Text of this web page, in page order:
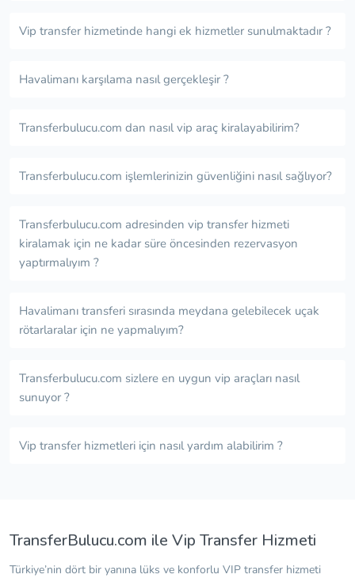
Vip transfer hizmetinde hangi ek hizmetler sunulmaktadır ?
Havalimanı karşılama nasıl gerçekleşir ?
Transferbulucu.com dan nasıl vip araç kiralayabilirim?
Transferbulucu.com işlemlerinizin güvenliğini nasıl sağlıyor?
Transferbulucu.com adresinden vip transfer hizmeti
kiralamak için ne kadar süre öncesinden rezervasyon
yaptırmalıyım ?
Havalimanı transferi sırasında meydana gelebilecek uçak
rötarlaralar için ne yapmalıyım?
Transferbulucu.com sizlere en uygun vip araçları nasıl
sunuyor ?
Vip transfer hizmetleri için nasıl yardım alabilirim ?
TransferBulucu.com ile Vip Transfer Hizmeti
Türkiye’nin dört bir yanına lüks ve konforlu VIP transfer hizmeti